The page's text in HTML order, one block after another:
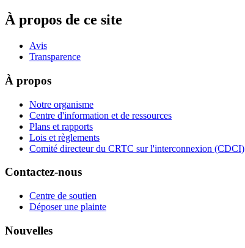
À propos de ce site
Avis
Transparence
À propos
Notre organisme
Centre d'information et de ressources
Plans et rapports
Lois et règlements
Comité directeur du CRTC sur l'interconnexion (CDCI)
Contactez-nous
Centre de soutien
Déposer une plainte
Nouvelles